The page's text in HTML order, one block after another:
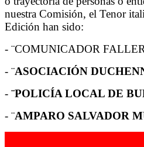
nuestra Comisión, el Tenor
Edición han sido:
- ¨COMUNICADOR
- ¨ASOCIACIÓN
- ¨POLICÍA LOCAL DE
- ¨AMPARO SALVADOR